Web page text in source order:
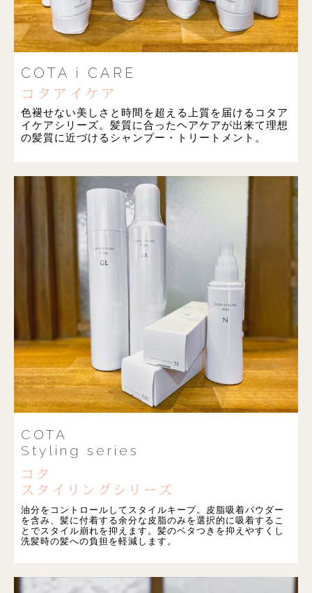
COTA i CARE
コタアイケア
色褪せない美しさと時間を超える上質を届けるコタア
イケアシリーズ。髪質に合ったヘアケアが出来て理想
の髪質に近づけるシャンプー・トリートメント。
COTA
Styling series
コタ
スタイリングシリーズ
油分をコントロールしてスタイルキープ。皮脂吸着パウダー
を含み、髪に付着する余分な皮脂のみを選択的に吸着するこ
とでスタイル崩れを抑えます。髪のベタつきを抑えやすくし
洗髪時の髪への負担を軽減します。